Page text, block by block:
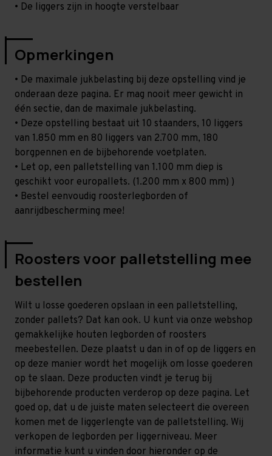
• De liggers zijn in hoogte verstelbaar
Opmerkingen
• De maximale jukbelasting bij deze opstelling vind je
onderaan deze pagina. Er mag nooit meer gewicht in
één sectie, dan de maximale jukbelasting.
• Deze opstelling bestaat uit 10 staanders, 10 liggers
van 1.850 mm en 80 liggers van 2.700 mm, 180
borgpennen en de bijbehorende voetplaten.
• Let op, een palletstelling van 1.100 mm diep is
geschikt voor europallets. (1.200 mm x 800 mm) )
• Bestel eenvoudig roosterlegborden of
aanrijdbescherming mee!
Roosters voor palletstelling mee
bestellen
Wilt u losse goederen opslaan in een palletstelling,
zonder pallets? Dat kan ook. U kunt via onze webshop
gemakkelijke houten legborden of roosters
meebestellen. Deze plaatst u dan in of op de liggers en
op deze manier wordt het mogelijk om losse goederen
op te slaan. Deze producten vindt je terug bij
bijbehorende producten verderop op deze pagina. Let
goed op, dat u de juiste maten selecteert die overeen
komen met de liggerlengte van de palletstelling. Wij
verkopen de legborden per liggerniveau. Meer
informatie kunt u vinden door hieronder op de